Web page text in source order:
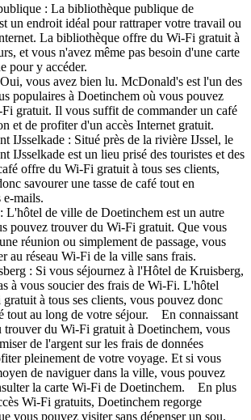
: La bibliothèque publique de
un endroit idéal pour rattraper votre travail ou
La bibliothèque offre du Wi-Fi gratuit à
et vous n'avez même pas besoin d'une carte
pour y accéder.
vous avez bien lu. McDonald's est l'un des
populaires à Doetinchem où vous pouvez
gratuit. Il vous suffit de commander un café
et de profiter d'un accès Internet gratuit.
IJsselkade : Situé près de la rivière IJssel, le
IJsselkade est un lieu prisé des touristes et des
offre du Wi-Fi gratuit à tous ses clients,
savourer une tasse de café tout en
e-mails.
L'hôtel de ville de Doetinchem est un autre
pouvez trouver du Wi-Fi gratuit. Que vous
réunion ou simplement de passage, vous
au réseau Wi-Fi de la ville sans frais.
: Si vous séjournez à l'Hôtel de Kruisberg,
à vous soucier des frais de Wi-Fi. L'hôtel
à tous ses clients, vous pouvez donc
tout au long de votre séjour. En connaissant
trouver du Wi-Fi gratuit à Doetinchem, vous
de l'argent sur les frais de données
pleinement de votre voyage. Et si vous
de naviguer dans la ville, vous pouvez
la carte Wi-Fi de Doetinchem. En plus
Wi-Fi gratuits, Doetinchem regorge
vous pouvez visiter sans dépenser un sou.